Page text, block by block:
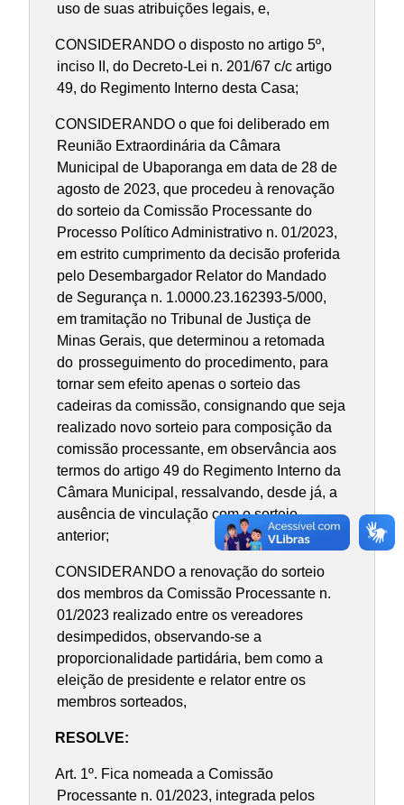
uso de suas atribuições legais, e,
CONSIDERANDO o disposto no artigo 5º,
inciso II, do Decreto-Lei n. 201/67 c/c artigo
49, do Regimento Interno desta Casa;
CONSIDERANDO o que foi deliberado em
Reunião Extraordinária da Câmara
Municipal de Ubaporanga em data de 28 de
agosto de 2023, que procedeu à renovação
do sorteio da Comissão Processante do
Processo Político Administrativo n. 01/2023,
em estrito cumprimento da decisão proferida
pelo Desembargador Relator do Mandado
de Segurança n. 1.0000.23.162393-5/000,
em tramitação no Tribunal de Justiça de
Minas Gerais, que determinou a retomada
do prosseguimento do procedimento, para
tornar sem efeito apenas o sorteio das
cadeiras da comissão, consignando que seja
realizado novo sorteio para composição da
comissão processante, em observância aos
termos do artigo 49 do Regimento Interno da
Câmara Municipal, ressalvando, desde já, a
ausência de vinculação com o sorteio
anterior;
CONSIDERANDO a renovação do sorteio
dos membros da Comissão Processante n.
01/2023 realizado entre os vereadores
desimpedidos, observando-se a
proporcionalidade partidária, bem como a
eleição de presidente e relator entre os
membros sorteados,
RESOLVE:
Art. 1º. Fica nomeada a Comissão
Processante n. 01/2023, integrada pelos